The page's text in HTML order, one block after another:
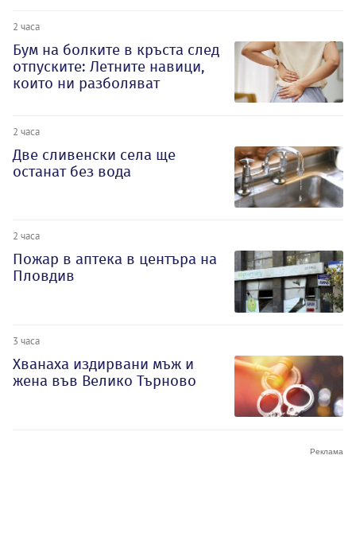
2 часа
Бум на болките в кръста след
отпуските: Летните навици,
които ни разболяват
2 часа
Две сливенски села ще
останат без вода
2 часа
Пожар в аптека в центъра на
Пловдив
3 часа
Хванаха издирвани мъж и
жена във Велико Търново